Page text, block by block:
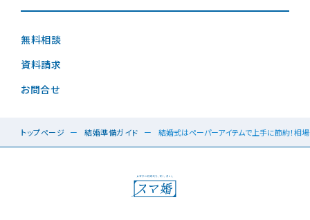
無料相談
資料請求
お問合せ
トップページ 結婚準備ガイド 結婚式はペーパーアイテムで上手に節約！相